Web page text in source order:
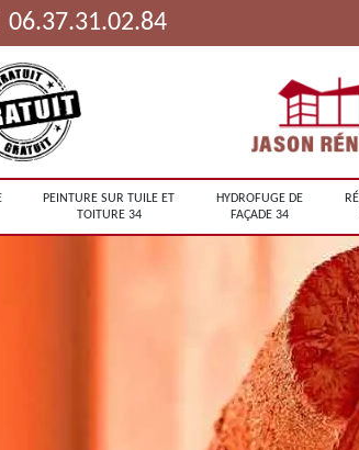
06.37.31.02.84
PEINTURE SUR TUILE ET
TOITURE 34
HYDROFUGE DE
FAÇADE 34